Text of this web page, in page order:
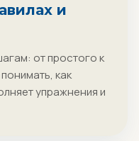
и
от простого к
как
упражнения и